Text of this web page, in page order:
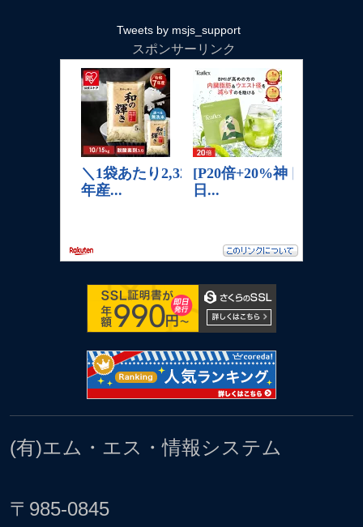
Tweets by msjs_support
スポンサーリンク
(有)エム・エス・情報システム
〒985-0845